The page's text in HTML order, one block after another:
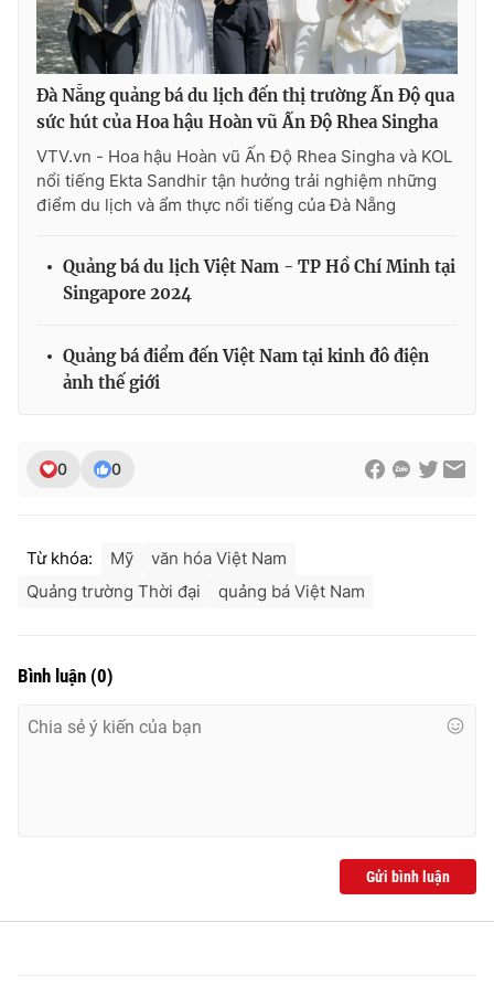
Đà Nẵng quảng bá du lịch đến thị trường Ấn Độ qua
sức hút của Hoa hậu Hoàn vũ Ấn Độ Rhea Singha
VTV.vn - Hoa hậu Hoàn vũ Ấn Độ Rhea Singha và KOL
nổi tiếng Ekta Sandhir tận hưởng trải nghiệm những
điểm du lịch và ẩm thực nổi tiếng của Đà Nẵng
Quảng bá du lịch Việt Nam - TP Hồ Chí Minh tại
Singapore 2024
Quảng bá điểm đến Việt Nam tại kinh đô điện
ảnh thế giới
0 0
Từ khóa: Mỹ
văn hóa Việt Nam
Quảng trường Thời đại
quảng bá Việt Nam
Bình luận (0)
Gửi bình luận